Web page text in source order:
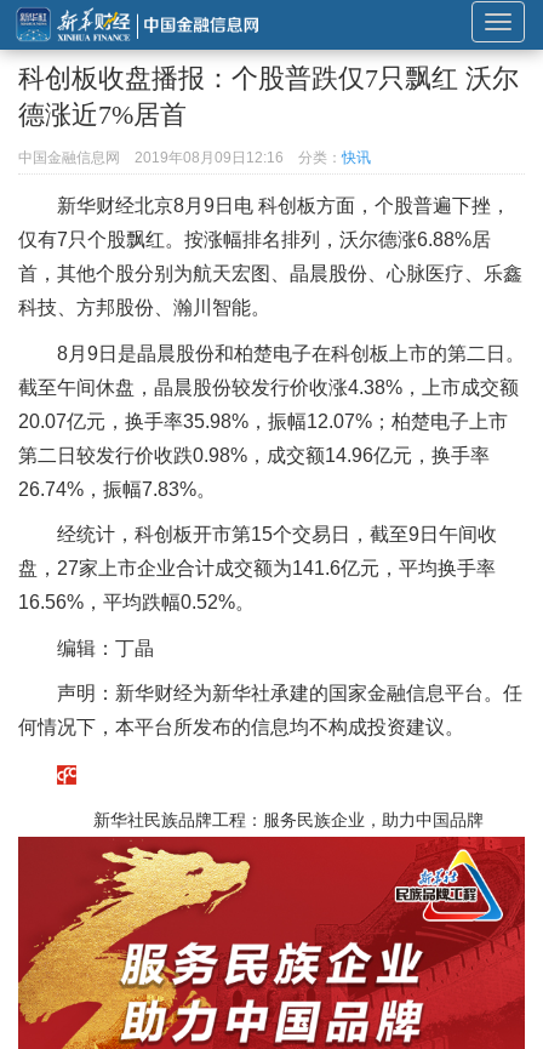
展
开
或
导
航
科创板收盘播报：个股普跌仅7只飘红 沃尔
德涨近7%居首
中国金融信息网 2019年08月09日12:16 分类：快讯
新华财经北京8月9日电 科创板方面，个股普遍下挫，
仅有7只个股飘红。按涨幅排名排列，沃尔德涨6.88%居
首，其他个股分别为航天宏图、晶晨股份、心脉医疗、乐鑫
科技、方邦股份、瀚川智能。
8月9日是晶晨股份和柏楚电子在科创板上市的第二日。
截至午间休盘，晶晨股份较发行价收涨4.38%，上市成交额
20.07亿元，换手率35.98%，振幅12.07%；柏楚电子上市
第二日较发行价收跌0.98%，成交额14.96亿元，换手率
26.74%，振幅7.83%。
经统计，科创板开市第15个交易日，截至9日午间收
盘，27家上市企业合计成交额为141.6亿元，平均换手率
16.56%，平均跌幅0.52%。
编辑：丁晶
声明：新华财经为新华社承建的国家金融信息平台。任
何情况下，本平台所发布的信息均不构成投资建议。
新华社民族品牌工程：服务民族企业，助力中国品牌